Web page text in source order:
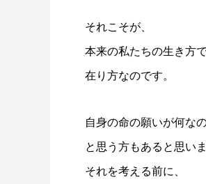
それこそが、
本来の私たちの生き方
在り方なのです。
自身の命の願いが何な
と思う方もあると思いま
それを考える前に、